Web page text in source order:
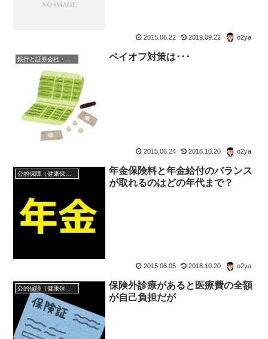
2015.06.22 2019.09.22 o2ya
ペイオフ対策は･･･
2015.06.24 2018.10.20 o2ya
公的保障（健康保険・年金・雇用保険・生活保護・災害時の補償）
年金保険料と年金給付のバランス
が取れるのはどの年代まで？
2015.06.05 2018.10.20 o2ya
公的保障（健康保険・年金・雇用保険・生活保護・災害時の補償）
保険外診療があると医療費の全額
が自己負担だが